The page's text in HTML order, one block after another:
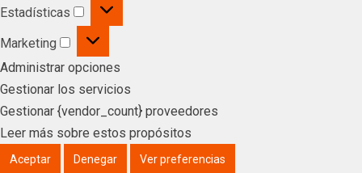
Estadísticas
Marketing
Administrar opciones
Gestionar los servicios
Gestionar {vendor_count} proveedores
Leer más sobre estos propósitos
Aceptar Denegar Ver preferencias